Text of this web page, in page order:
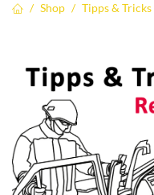
Shop Tipps &